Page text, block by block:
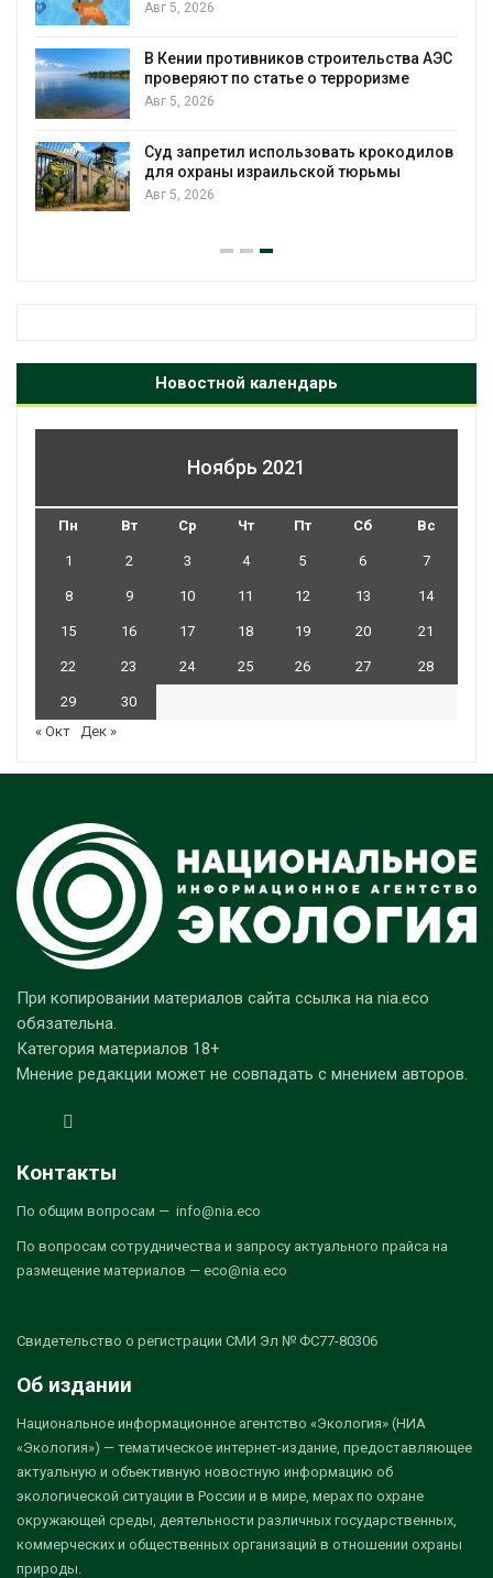
Авг 5, 2026
В Кении противников строительства АЭС
проверяют по статье о терроризме
Авг 5, 2026
Суд запретил использовать крокодилов
для охраны израильской тюрьмы
Авг 5, 2026
Новостной календарь
Ноябрь 2021
Пн Вт Ср Чт Пт Сб Вс
1 2 3 4 5 6 7
8 9 10 11 12 13 14
15 16 17 18 19 20 21
22 23 24 25 26 27 28
29
30
« Окт
Дек »
При копировании материалов сайта ссылка на nia.eco
обязательна.
Категория материалов 18+
Мнение редакции может не совпадать с мнением авторов.
Контакты
По общим вопросам — info@nia.eco
По вопросам сотрудничества и запросу актуального прайса на
размещение материалов — eco@nia.eco
Свидетельство о регистрации СМИ Эл № ФС77-80306
Об издании
Национальное информационное агентство «Экология» (НИА
«Экология») — тематическое интернет-издание, предоставляющее
актуальную и объективную новостную информацию об
экологической ситуации в России и в мире, мерах по охране
окружающей среды, деятельности различных государственных,
коммерческих и общественных организаций в отношении охраны
природы.